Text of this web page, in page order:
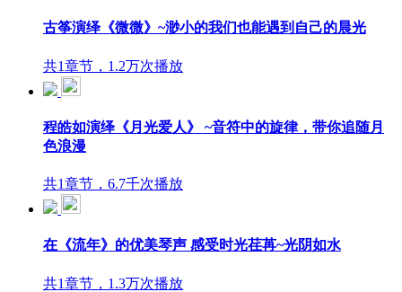
古筝演绎《微微》~渺小的我们也能遇到自己的晨光
共1章节，1.2万次播放
程皓如演绎《月光爱人》 ~音符中的旋律，带你追随月
色浪漫
共1章节，6.7千次播放
在《流年》的优美琴声 感受时光荏苒~光阴如水
共1章节，1.3万次播放